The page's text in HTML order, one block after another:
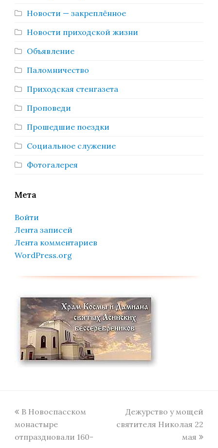
Новости — закреплённое
Новости приходской жизни
Объявление
Паломничество
Приходская стенгазета
Проповеди
Прошедшие поездки
Социальное служение
Фотогалерея
Мета
Войти
Лента записей
Лента комментариев
WordPress.org
previous
post:
В Новоспасском
монастыре
отпраздновали 160-
next
post:
Дежурство у мощей
святителя Николая 22
мая